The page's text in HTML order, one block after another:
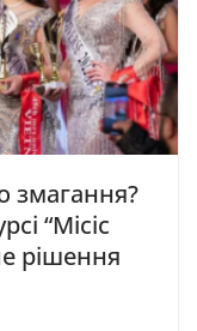
змагання?
“Місіс
рішення